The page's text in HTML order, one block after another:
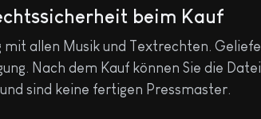
beim Kauf
allen Musik und Textrechten.
Nach dem Kauf können Sie die
sind keine fertigen Pressmaster.